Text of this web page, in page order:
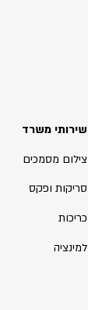
שירותי משרד
צילום מסמכים
סריקות ופקס
כריכות
למינציה